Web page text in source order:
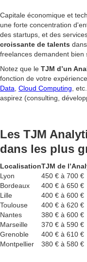
Capitale économique et
une forte concentration
des startups, et des
croissante de talents
freelances demandent bien
Notez que le TJM d’un
fonction de votre
Data Cloud Computing ,
aspirez (consulting,
Les TJM
dans les plus
LocalisationTJM de
Lyon
450 € à 700 €
Bordeaux
400 € à 650 €
Lille
400 € à 600 €
Toulouse
400 € à 620 €
Nantes
380 € à 600 €
Marseille
370 € à 590 €
Grenoble
400 € à 610 €
Montpellier
380 € à 580 €